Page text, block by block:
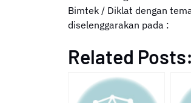
Bimtek / Diklat dengan
diselenggarakan pada :
Related Posts: